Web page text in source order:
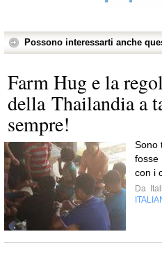
Possono interessarti anche
Farm Hug e la
della Thailandia a
sempre!
Sono
fosse
con i
Da